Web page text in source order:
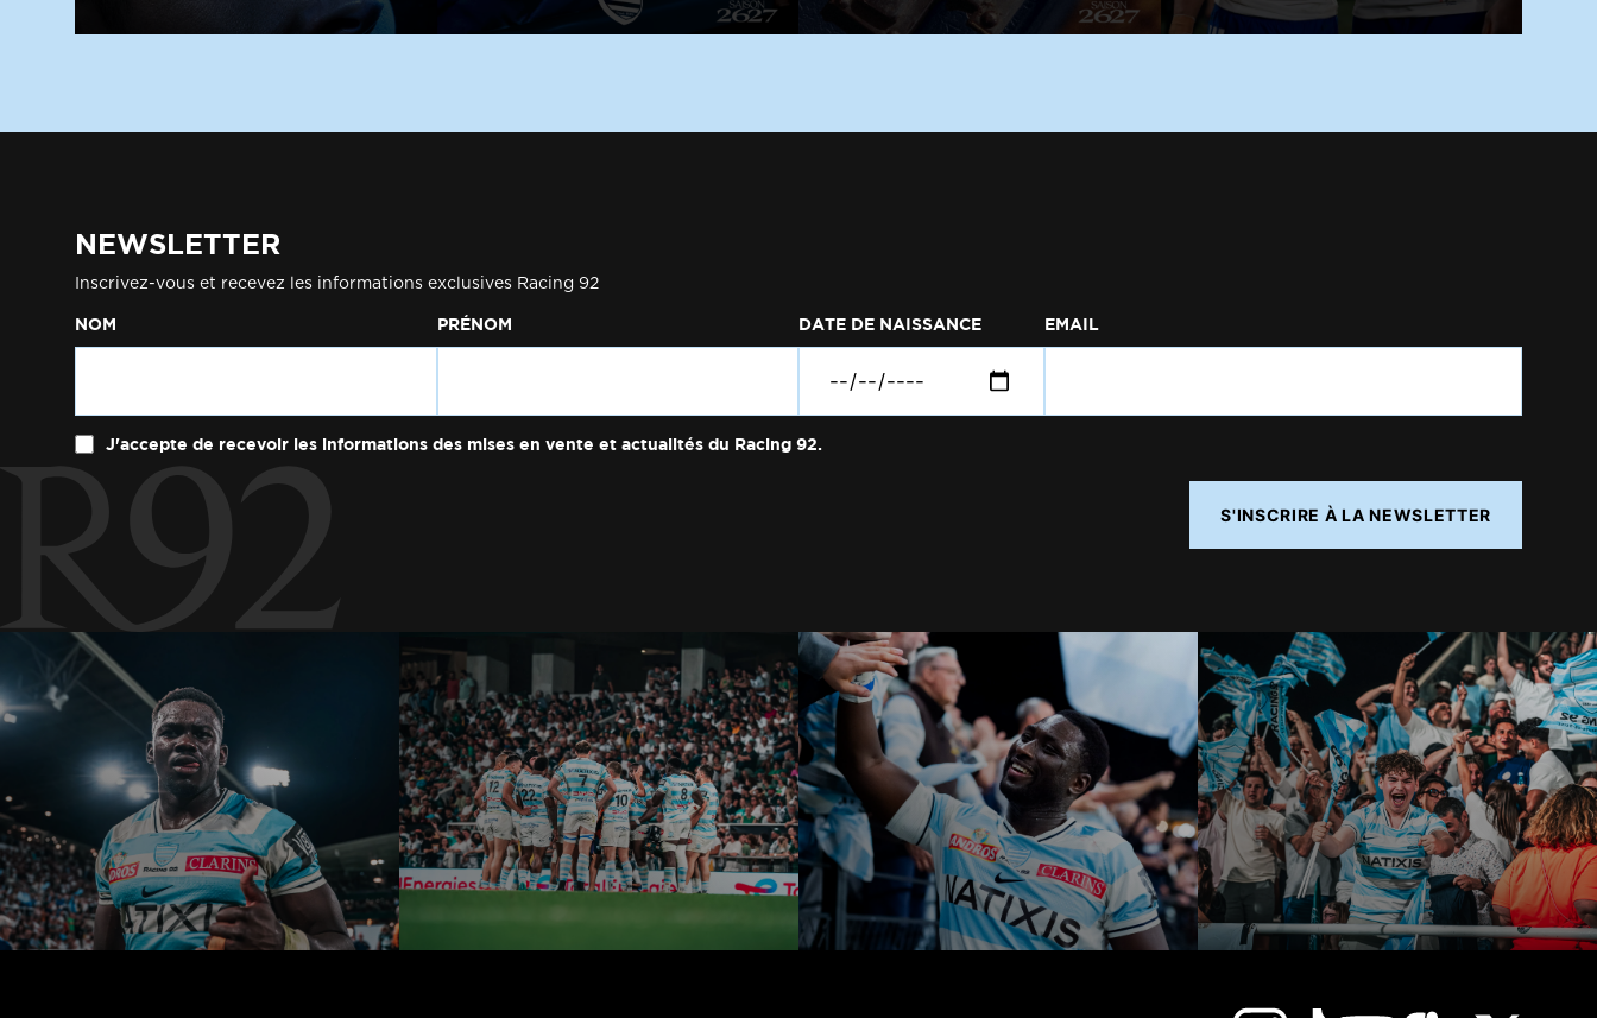
NEWSLETTER
Inscrivez-vous et recevez les informations exclusives Racing 92
NOM PRÉNOM DATE DE NAISSANCE EMAIL
J'accepte de recevoir les informations des mises en vente et actualités du Racing 92.
S'INSCRIRE À LA NEWSLETTER